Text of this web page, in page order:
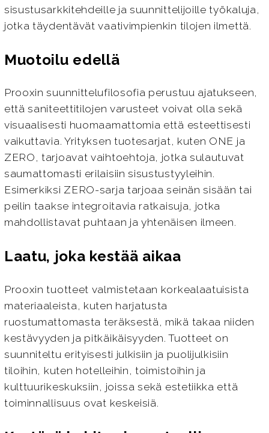
sisustusarkkitehdeille ja suunnittelijoille työkaluja,
jotka täydentävät vaativimpienkin tilojen ilmettä.
Muotoilu edellä
Prooxin suunnittelufilosofia perustuu ajatukseen,
että saniteettitilojen varusteet voivat olla sekä
visuaalisesti huomaamattomia että esteettisesti
vaikuttavia. Yrityksen tuotesarjat, kuten ONE ja
ZERO, tarjoavat vaihtoehtoja, jotka sulautuvat
saumattomasti erilaisiin sisustustyyleihin.
Esimerkiksi ZERO-sarja tarjoaa seinän sisään tai
peilin taakse integroitavia ratkaisuja, jotka
mahdollistavat puhtaan ja yhtenäisen ilmeen.
Laatu, joka kestää aikaa
Prooxin tuotteet valmistetaan korkealaatuisista
materiaaleista, kuten harjatusta
ruostumattomasta teräksestä, mikä takaa niiden
kestävyyden ja pitkäikäisyyden. Tuotteet on
suunniteltu erityisesti julkisiin ja puolijulkisiin
tiloihin, kuten hotelleihin, toimistoihin ja
kulttuurikeskuksiin, joissa sekä estetiikka että
toiminnallisuus ovat keskeisiä.